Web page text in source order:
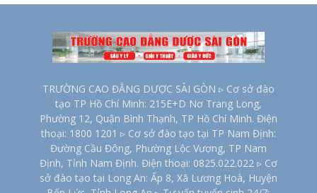
TRƯỜNG CAO ĐẲNG DƯỢC SÀI GÒN ▹ Cơ sở đào
tạo TP Hồ Chí Minh: 215E+D Nơ Trang Long,
Phường 12, Quận Bình Thạnh, TP Hồ Chí Minh. Điện
thoại: 1800 1201 ▹ Cơ sở đào tạo tại TP Nam Định:
Đường Cầu Đông, Phường Lộc Vượng, TP Nam
Định, Tỉnh Nam Định. Điện thoại: 0825.022.022 ▹ Cơ
sở đào tạo tại Long An: Ấp 8, Xã Lương Hoà, Huyện